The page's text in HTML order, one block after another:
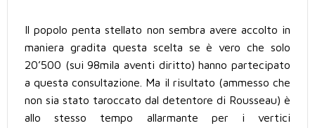
Il popolo penta stellato non sembra avere accolto in
maniera gradita questa scelta se è vero che solo
20’500 (sui 98mila aventi diritto) hanno partecipato
a questa consultazione. Ma il risultato (ammesso che
non sia stato taroccato dal detentore di Rousseau) è
allo stesso tempo allarmante per i vertici